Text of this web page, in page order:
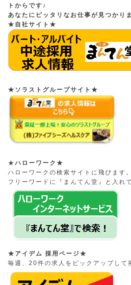
トからです♪
あなたにピッタリなお仕事が見つか
★自社サイト★
★ソラストグループサイト★
★ ハローワーク★
ハローワークの検索サイトに飛びます。
フリーワードに『まんてん堂』と入れ
★アイデム 採用ページ★
毎週、20件の求人をピックアップして